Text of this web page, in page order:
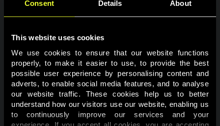
Consent Details About
This website uses cookies
We use cookies to ensure that our website functions
properly, to make it easier to use, to provide the best
possible user experience by personalising content and
adverts, to enable social media features, and to analyse
our website traffic. These cookies help us to better
understand how our visitors use our website, enabling us
to continuously improve our services and your
experience. If you accept all cookies, you are accepting
000 Ft-al lesz gazdagabb 2025-re.
A nyereményjátékban való részvételhez a felhasználói
fiókodban a személyes profiloldalon hozzájárulást kell adnod,
hogy részt kívánsz venni a promóciókban!
Részvételi feltételek
VISSZA A KALENDÁRIUMHOZ